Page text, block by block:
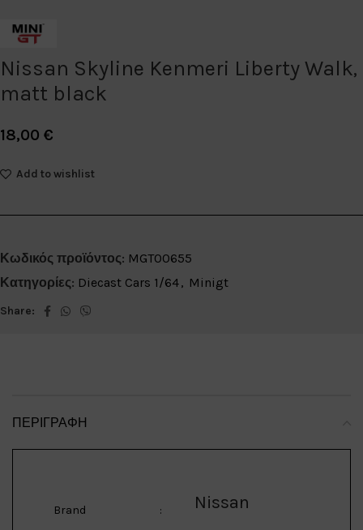
Nissan Skyline Kenmeri Liberty Walk,
matt black
18,00 €
Add to wishlist
Κωδικός προϊόντος: MGT00655
Κατηγορίες: Diecast Cars 1/64, Minigt
Share:
ΠΕΡΙΓΡΑΦΉ
Brand : Nissan